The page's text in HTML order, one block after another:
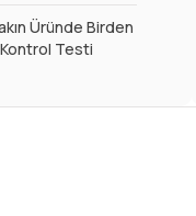
Üründe Birden
Testi